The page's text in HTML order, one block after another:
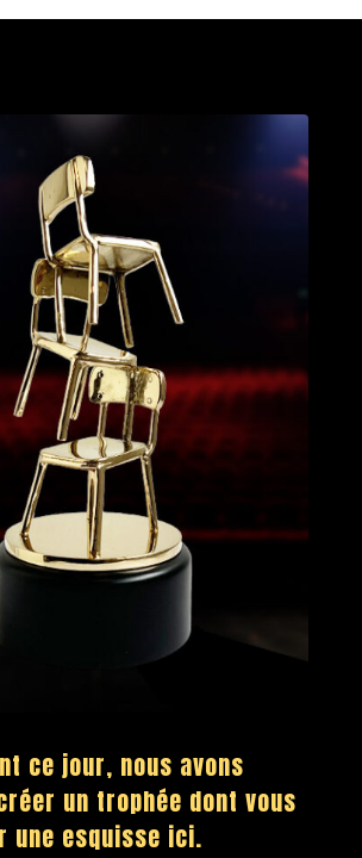
ce jour, nous avons
un trophée dont vous
une esquisse ici.